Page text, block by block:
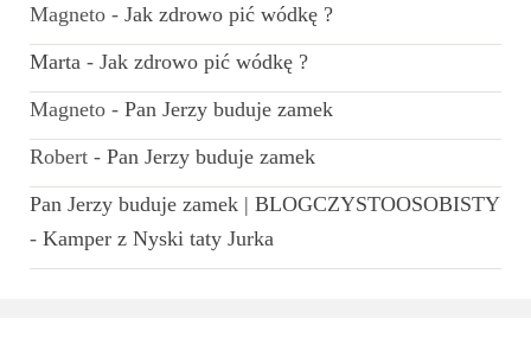
Magneto - Jak zdrowo pić wódkę ?
Marta - Jak zdrowo pić wódkę ?
Magneto - Pan Jerzy buduje zamek
Robert - Pan Jerzy buduje zamek
Pan Jerzy buduje zamek | BLOGCZYSTOOSOBISTY
- Kamper z Nyski taty Jurka